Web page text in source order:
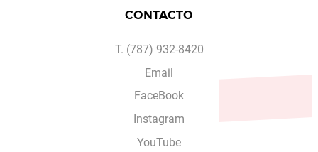
CONTACTO
T. (787) 932-8420
Email
FaceBook
Instagram
YouTube